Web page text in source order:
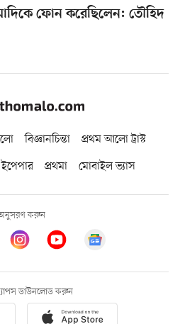
ফোন করেছিলেন: তৌহিদ
বিজ্ঞানচিন্তা
প্রথম আলো ট্রাস্ট
ইপেপার প্রথমা মোবাইল ভ্যাস
করুন
ডাউনলোড করুন